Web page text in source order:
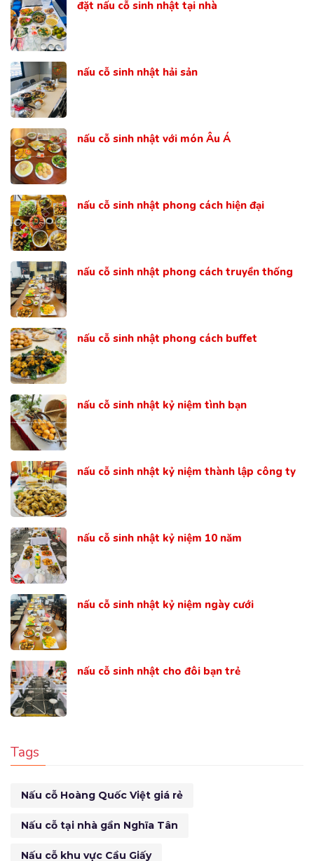
đặt nấu cỗ sinh nhật tại nhà
nấu cỗ sinh nhật hải sản
nấu cỗ sinh nhật với món Âu Á
nấu cỗ sinh nhật phong cách hiện đại
nấu cỗ sinh nhật phong cách truyền thống
nấu cỗ sinh nhật phong cách buffet
nấu cỗ sinh nhật kỷ niệm tình bạn
nấu cỗ sinh nhật kỷ niệm thành lập công ty
nấu cỗ sinh nhật kỷ niệm 10 năm
nấu cỗ sinh nhật kỷ niệm ngày cưới
nấu cỗ sinh nhật cho đôi bạn trẻ
Tags
Nấu cỗ Hoàng Quốc Việt giá rẻ
Nấu cỗ tại nhà gần Nghĩa Tân
Nấu cỗ khu vực Cầu Giấy